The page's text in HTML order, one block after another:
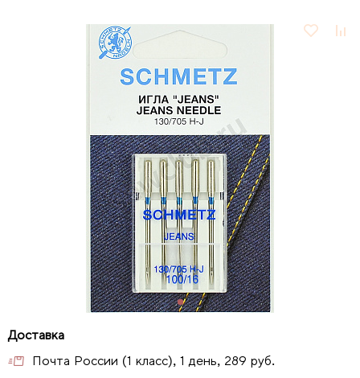
Почта России (1 класс), 1 день, 289 руб.